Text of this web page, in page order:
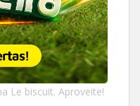
Le biscuit. Aproveite!